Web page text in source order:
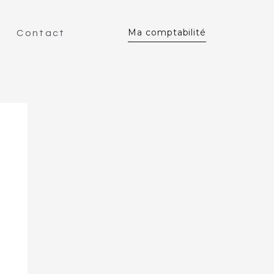
Contact Ma comptabilité